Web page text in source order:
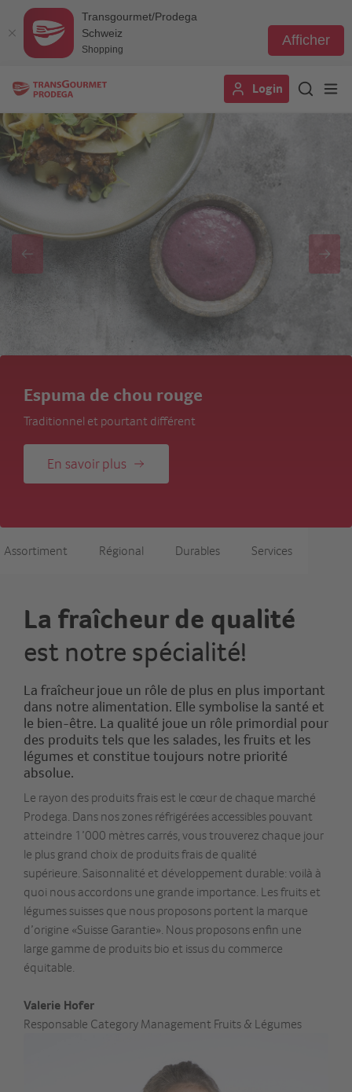
Transgourmet/Prodega
Schweiz
Shopping
Afficher
principal
Login
Les agrumes sont capables de tout!
Pendant les jours plus froids, les agrumes sont là pour nous
Assortiment Régional Durables Services
La fraîcheur de qualité
est notre spécialité!
La fraîcheur joue un rôle de plus en plus important
dans notre alimentation. Elle symbolise la santé et
le bien-être. La qualité joue un rôle primordial pour
des produits tels que les salades, les fruits et les
légumes et constitue toujours notre priorité
absolue.
Le rayon des produits frais est le cœur de chaque marché
Prodega. Dans nos zones réfrigérées accessibles pouvant
atteindre 1’000 mètres carrés, vous trouverez chaque jour
le plus grand choix de produits frais de qualité
supérieure. Saisonnalité et développement durable: voilà à
quoi nous accordons une grande importance. Les fruits et
légumes suisses que nous proposons portent la marque
d’origine «Suisse Garantie». Nous proposons enfin une
large gamme de produits bio et issus du commerce
équitable.
Valerie Hofer
Responsable Category Management Fruits & Légumes